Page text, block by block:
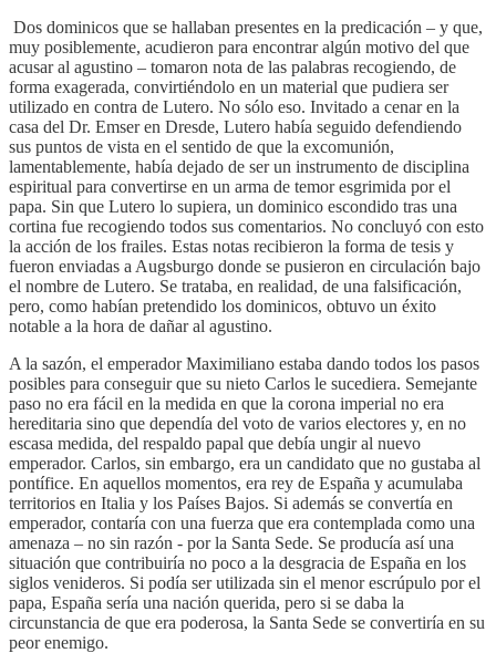
​ Dos dominicos que se hallaban presentes en la predicación – y que,
muy posiblemente, acudieron para encontrar algún motivo del que
acusar al agustino – tomaron nota de las palabras recogiendo, de
forma exagerada, convirtiéndolo en un material que pudiera ser
utilizado en contra de Lutero. No sólo eso. Invitado a cenar en la
casa del Dr. Emser en Dresde, Lutero había seguido defendiendo
sus puntos de vista en el sentido de que la excomunión,
lamentablemente, había dejado de ser un instrumento de disciplina
espiritual para convertirse en un arma de temor esgrimida por el
papa. Sin que Lutero lo supiera, un dominico escondido tras una
cortina fue recogiendo todos sus comentarios. No concluyó con esto
la acción de los frailes. Estas notas recibieron la forma de tesis y
fueron enviadas a Augsburgo donde se pusieron en circulación bajo
el nombre de Lutero. Se trataba, en realidad, de una falsificación,
pero, como habían pretendido los dominicos, obtuvo un éxito
notable a la hora de dañar al agustino.
A la sazón, el emperador Maximiliano estaba dando todos los pasos
posibles para conseguir que su nieto Carlos le sucediera. Semejante
paso no era fácil en la medida en que la corona imperial no era
hereditaria sino que dependía del voto de varios electores y, en no
escasa medida, del respaldo papal que debía ungir al nuevo
emperador. Carlos, sin embargo, era un candidato que no gustaba al
pontífice. En aquellos momentos, era rey de España y acumulaba
territorios en Italia y los Países Bajos. Si además se convertía en
emperador, contaría con una fuerza que era contemplada como una
amenaza – no sin razón - por la Santa Sede. Se producía así una
situación que contribuiría no poco a la desgracia de España en los
siglos venideros. Si podía ser utilizada sin el menor escrúpulo por el
papa, España sería una nación querida, pero si se daba la
circunstancia de que era poderosa, la Santa Sede se convertiría en su
peor enemigo.